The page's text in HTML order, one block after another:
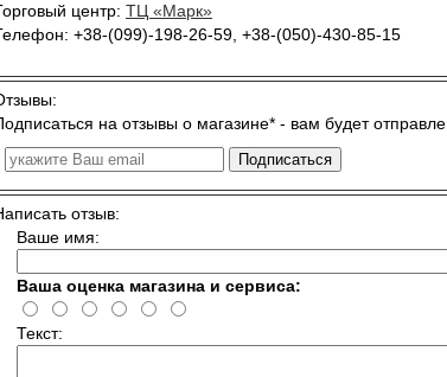
центр: ТЦ «Марк»
+38-(099)-198-26-59, +38-(050)-430-85-15
на отзывы о магазине* - вам будет
отзыв:
Ваше имя:
Ваша оценка магазина и сервиса:
Текст: